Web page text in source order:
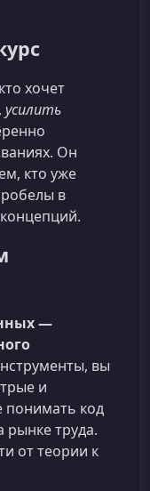
хочет
, усилить
Он
кто уже
в
—
вы
и
код
труда.
от теории к